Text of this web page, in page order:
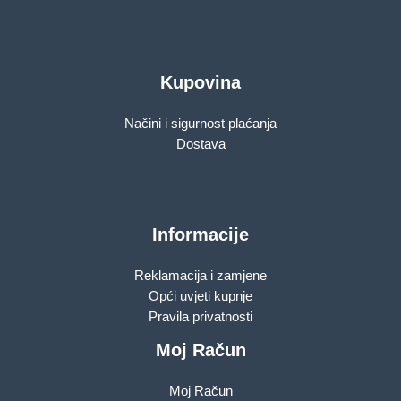
Kupovina
Načini i sigurnost plaćanja
Dostava
Informacije
Reklamacija i zamjene
Opći uvjeti kupnje
Pravila privatnosti
Moj Račun
Moj Račun